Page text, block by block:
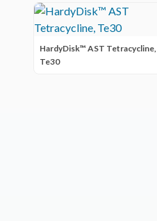
HardyDisk™ AST Tetracycline,
Te30